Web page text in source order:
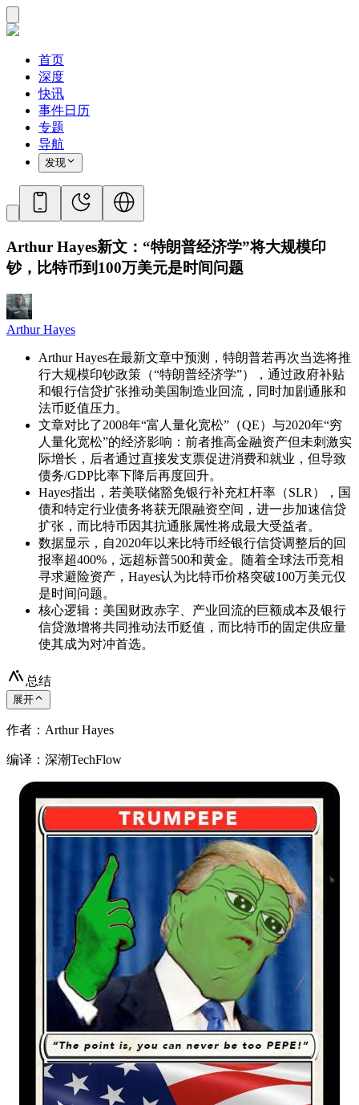
首页
深度
快讯
事件日历
专题
导航
发现
Arthur Hayes新文：“特朗普经济学”将大规模印
钞，比特币到100万美元是时间问题
Arthur Hayes
Arthur Hayes在最新文章中预测，特朗普若再次当选将推
行大规模印钞政策（“特朗普经济学”），通过政府补贴
和银行信贷扩张推动美国制造业回流，同时加剧通胀和
法币贬值压力。
文章对比了2008年“富人量化宽松”（QE）与2020年“穷
人量化宽松”的经济影响：前者推高金融资产但未刺激实
际增长，后者通过直接发支票促进消费和就业，但导致
债务/GDP比率下降后再度回升。
Hayes指出，若美联储豁免银行补充杠杆率（SLR），国
债和特定行业债务将获无限融资空间，进一步加速信贷
扩张，而比特币因其抗通胀属性将成最大受益者。
数据显示，自2020年以来比特币经银行信贷调整后的回
报率超400%，远超标普500和黄金。随着全球法币竞相
寻求避险资产，Hayes认为比特币价格突破100万美元仅
是时间问题。
核心逻辑：美国财政赤字、产业回流的巨额成本及银行
信贷激增将共同推动法币贬值，而比特币的固定供应量
使其成为对冲首选。
总结
展开
作者：Arthur Hayes
编译：深潮TechFlow